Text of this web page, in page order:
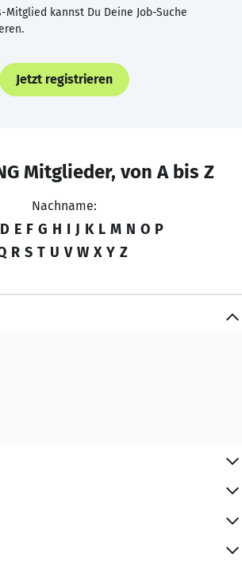
Mitglied kannst Du Deine Job-Suche
Jetzt registrieren
Mitglieder, von A bis Z
Nachname:
D E F G H I J K L M N O P
R S T U V W X Y Z